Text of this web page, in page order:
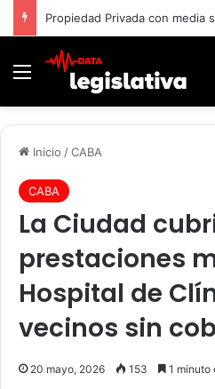
Propiedad Privada con media
Menú
Inicio /CABA
CABA
La Ciudad
prestaciones
Hospital de
vecinos sin
20 mayo, 2026 153 1 minuto